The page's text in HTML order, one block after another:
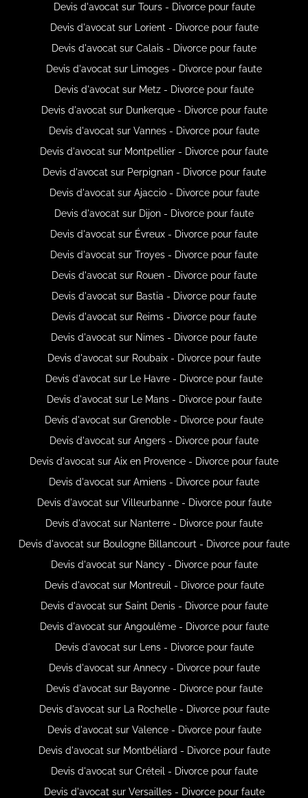
Devis d'avocat sur Tours - Divorce pour faute
Devis d'avocat sur Lorient - Divorce pour faute
Devis d'avocat sur Calais - Divorce pour faute
Devis d'avocat sur Limoges - Divorce pour faute
Devis d'avocat sur Metz - Divorce pour faute
Devis d'avocat sur Dunkerque - Divorce pour faute
Devis d'avocat sur Vannes - Divorce pour faute
Devis d'avocat sur Montpellier - Divorce pour faute
Devis d'avocat sur Perpignan - Divorce pour faute
Devis d'avocat sur Ajaccio - Divorce pour faute
Devis d'avocat sur Dijon - Divorce pour faute
Devis d'avocat sur Évreux - Divorce pour faute
Devis d'avocat sur Troyes - Divorce pour faute
Devis d'avocat sur Rouen - Divorce pour faute
Devis d'avocat sur Bastia - Divorce pour faute
Devis d'avocat sur Reims - Divorce pour faute
Devis d'avocat sur Nimes - Divorce pour faute
Devis d'avocat sur Roubaix - Divorce pour faute
Devis d'avocat sur Le Havre - Divorce pour faute
Devis d'avocat sur Le Mans - Divorce pour faute
Devis d'avocat sur Grenoble - Divorce pour faute
Devis d'avocat sur Angers - Divorce pour faute
Devis d'avocat sur Aix en Provence - Divorce pour faute
Devis d'avocat sur Amiens - Divorce pour faute
Devis d'avocat sur Villeurbanne - Divorce pour faute
Devis d'avocat sur Nanterre - Divorce pour faute
Devis d'avocat sur Boulogne Billancourt - Divorce pour faute
Devis d'avocat sur Nancy - Divorce pour faute
Devis d'avocat sur Montreuil - Divorce pour faute
Devis d'avocat sur Saint Denis - Divorce pour faute
Devis d'avocat sur Angoulême - Divorce pour faute
Devis d'avocat sur Lens - Divorce pour faute
Devis d'avocat sur Annecy - Divorce pour faute
Devis d'avocat sur Bayonne - Divorce pour faute
Devis d'avocat sur La Rochelle - Divorce pour faute
Devis d'avocat sur Valence - Divorce pour faute
Devis d'avocat sur Montbéliard - Divorce pour faute
Devis d'avocat sur Créteil - Divorce pour faute
Devis d'avocat sur Versailles - Divorce pour faute